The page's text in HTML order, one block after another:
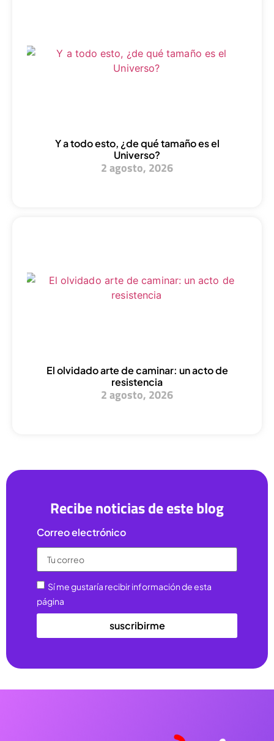
Y a todo esto, ¿de qué tamaño es el
Universo?
2 agosto, 2026
El olvidado arte de caminar: un acto de
resistencia
2 agosto, 2026
Recibe noticias de este blog
Correo electrónico
Sí me gustaría recibir información de esta
página
suscribirme